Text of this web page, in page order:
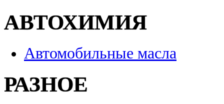
АВТОХИМИЯ
Автомобильные масла
РАЗНОЕ